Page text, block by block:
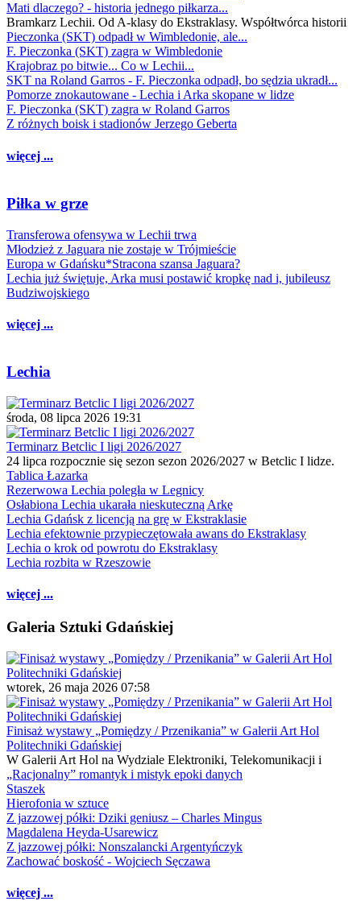
Mati dlaczego? - historia jednego piłkarza...
Bramkarz Lechii. Od A-klasy do Ekstraklasy. Współtwórca historii
Pieczonka (SKT) odpadł w Wimbledonie, ale...
F. Pieczonka (SKT) zagra w Wimbledonie
Krajobraz po bitwie... Co w Lechii...
SKT na Roland Garros - F. Pieczonka odpadł, bo sędzia ukradł...
Pomorze znokautowane - Lechia i Arka skopane w lidze
F. Pieczonka (SKT) zagra w Roland Garros
Z różnych boisk i stadionów Jerzego Geberta
więcej ...
Piłka w grze
Transferowa ofensywa w Lechii trwa
Młodzież z Jaguara nie zostaje w Trójmieście
Europa w Gdańsku*Stracona szansa Jaguara?
Lechia już świętuje, Arka musi postawić kropkę nad i, jubileusz
Budziwojskiego
więcej ...
Lechia
środa, 08 lipca 2026 19:31
Terminarz Betclic I ligi 2026/2027
24 lipca rozpocznie się sezon sezon 2026/2027 w Betclic I lidze.
Tablica Łazarka
Rezerwowa Lechia poległa w Legnicy
Osłabiona Lechia ukarała nieskuteczną Arkę
Lechia Gdańsk z licencją na grę w Ekstraklasie
Lechia efektownie przypieczętowała awans do Ekstraklasy
Lechia o krok od powrotu do Ekstraklasy
Lechia rozbita w Rzeszowie
więcej ...
Galeria Sztuki Gdańskiej
wtorek, 26 maja 2026 07:58
Finisaż wystawy „Pomiędzy / Przenikania” w Galerii Art Hol
Politechniki Gdańskiej
W Galerii Art Hol na Wydziale Elektroniki, Telekomunikacji i
„Racjonalny” romantyk i mistyk epoki danych
Staszek
Hierofonia w sztuce
Z jazzowej półki: Dziki geniusz – Charles Mingus
Magdalena Heyda-Usarewicz
Z jazzowej półki: Nonszalancki Argentyńczyk
Zachować boskość - Wojciech Sęczawa
więcej ...